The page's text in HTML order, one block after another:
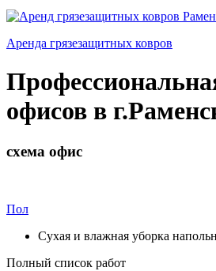
Аренда грязезащитных ковров
офисов в
схема офис
Пол
Сухая и влажная уборка
Полный список работ